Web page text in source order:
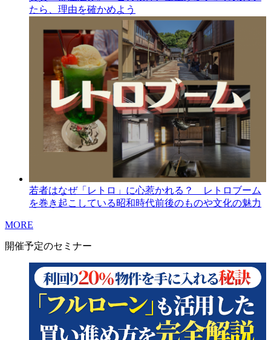
たら、理由を確かめよう
若者はなぜ「レトロ」に心惹かれる？ レトロブーム
を巻き起こしている昭和時代前後のものや文化の魅力
MORE
開催予定のセミナー